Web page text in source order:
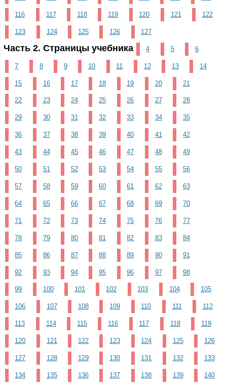
116 117 118 119 120 121 122
123 124 125 126 127
Часть 2. Страницы учебника 4 5 6
7 8 9 10 11 12 13 14
15 16 17 18 19 20 21
22 23 24 25 26 27 28
29 30 31 32 33 34 35
36 37 38 39 40 41 42
43 44 45 46 47 48 49
50 51 52 53 54 55 56
57 58 59 60 61 62 63
64 65 66 67 68 69 70
71 72 73 74 75 76 77
78 79 80 81 82 83 84
85 86 87 88 89 90 91
92 93 94 95 96 97 98
99 100 101 102 103 104 105
106 107 108 109 110 111 112
113 114 115 116 117 118 119
120 121 122 123 124 125 126
127 128 129 130 131 132 133
134 135 136 137 138 139 140